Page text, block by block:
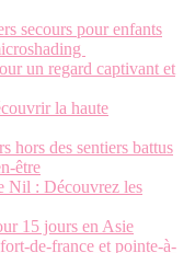
secours pour enfants
un regard captivant et
la haute
hors des sentiers battus
être
Nil : Découvrez les
15 jours en Asie
de-france et pointe-à-